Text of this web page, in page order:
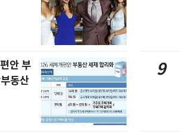
안 부
동산
9